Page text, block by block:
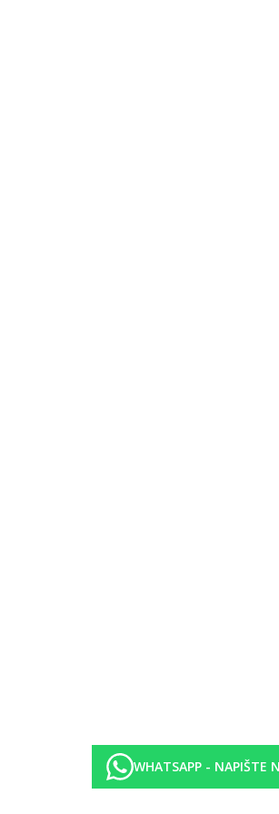
uvedené vybavení)
WHATSAPP - NAPIŠTE